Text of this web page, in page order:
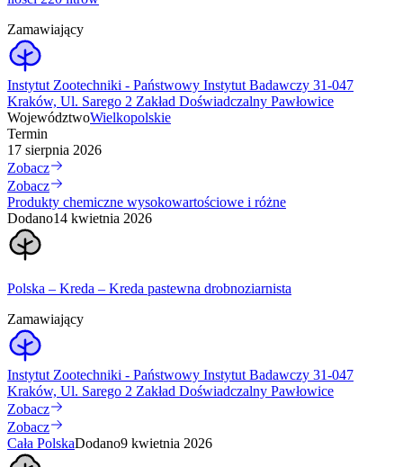
Zamawiający
Instytut Zootechniki - Państwowy Instytut Badawczy 31-047
Kraków, Ul. Sarego 2 Zakład Doświadczalny Pawłowice
WojewództwoWielkopolskie
Termin
17 sierpnia 2026
Zobacz
Zobacz
Produkty chemiczne wysokowartościowe i różne
Dodano14 kwietnia 2026
Polska – Kreda – Kreda pastewna drobnoziarnista
Zamawiający
Instytut Zootechniki - Państwowy Instytut Badawczy 31-047
Kraków, Ul. Sarego 2 Zakład Doświadczalny Pawłowice
Zobacz
Zobacz
Cała PolskaDodano9 kwietnia 2026